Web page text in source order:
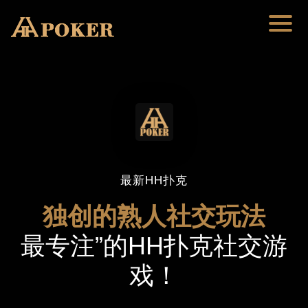
最新HH扑克
独创的熟人社交玩法
最专注”的HH扑克社交游
戏！